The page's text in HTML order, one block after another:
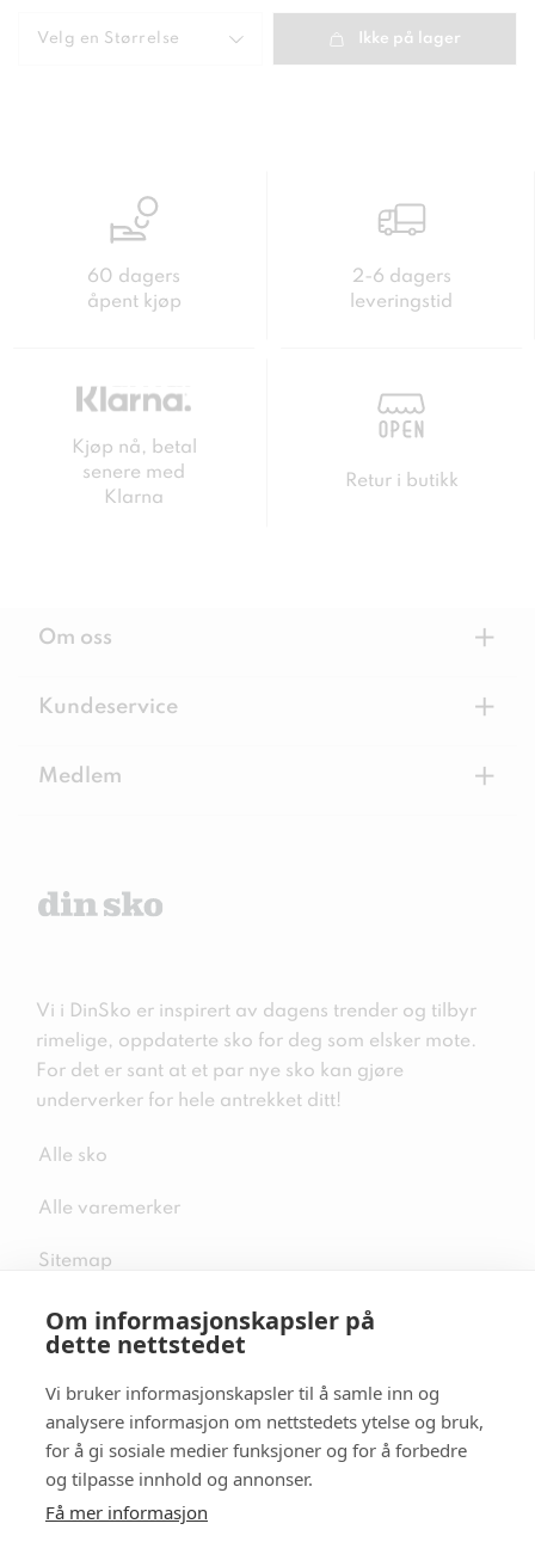
Om informasjonskapsler på
dette nettstedet
Vi bruker informasjonskapsler til å samle inn og
analysere informasjon om nettstedets ytelse og bruk,
for å gi sosiale medier funksjoner og for å forbedre
og tilpasse innhold og annonser.
Få mer informasjon
Velg en Størrelse Ikke på lager
60 dagers
åpent kjøp
2-6 dagers
leveringstid
Kjøp nå, betal
senere med
Klarna
Retur i butikk
Om oss +
Kundeservice +
Medlem +
Vi i DinSko er inspirert av dagens trender og tilbyr
rimelige, oppdaterte sko for deg som elsker mote.
For det er sant at et par nye sko kan gjøre
underverker for hele antrekket ditt!
Alle sko
Alle varemerker
Sitemap
Følg oss i sosiale medier